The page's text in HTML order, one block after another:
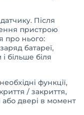
Після
пристрою
про нього:
батареї,
більше біля
функції,
/ закриття,
або двері в момент